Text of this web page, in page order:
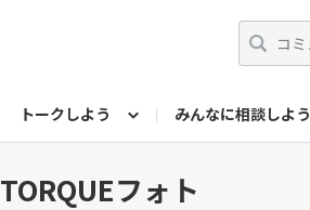
トークしよう みんなに相談しよう
TORQUEフォト